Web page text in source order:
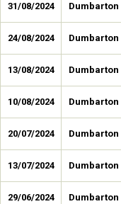
31/08/2024 Dumbarton
24/08/2024 Dumbarton
13/08/2024 Dumbarton
10/08/2024 Dumbarton
20/07/2024 Dumbarton
13/07/2024 Dumbarton
29/06/2024 Dumbarton